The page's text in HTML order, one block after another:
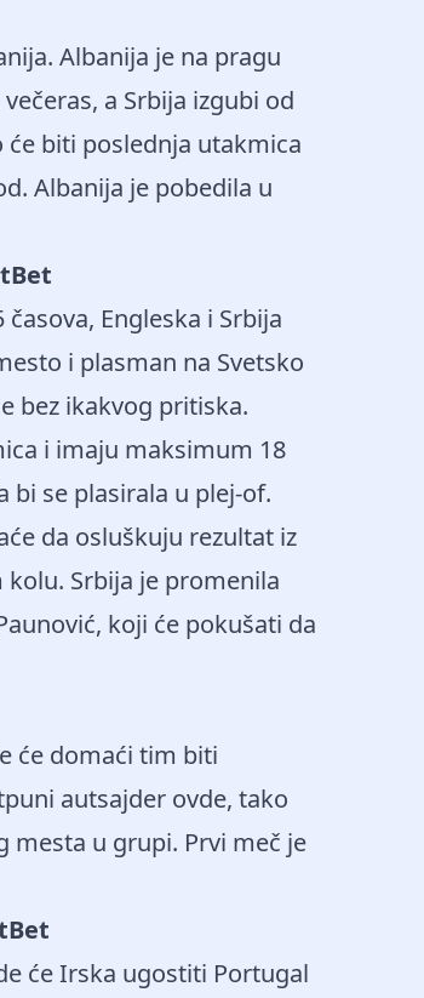
Albanija je na pragu
a Srbija izgubi od
će biti poslednja utakmica
Albanija je pobedila u
Engleska i Srbija
i plasman na Svetsko
bez ikakvog pritiska.
i imaju maksimum 18
bi se plasirala u plej-of.
da osluškuju rezultat iz
Srbija je promenila
koji će pokušati da
će domaći tim biti
autsajder ovde, tako
mesta u grupi. Prvi meč je
će Irska ugostiti Portugal